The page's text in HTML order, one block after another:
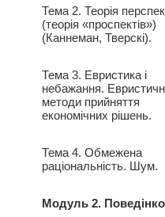
Тема 2. Теорія
(теорія «проспектів»)
(Каннеман, Тверскі).
Тема 3. Евристика і
небажання.
методи прийняття
економічних рішень.
Тема 4. Обмежена
раціональність. Шум.
Модуль 2.